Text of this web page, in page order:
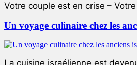
Votre couple est en crise –
Un voyage culinaire chez les